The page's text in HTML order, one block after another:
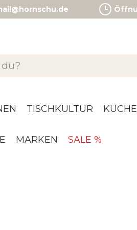
TISCHKULTUR KÜCHE
MARKEN SALE %